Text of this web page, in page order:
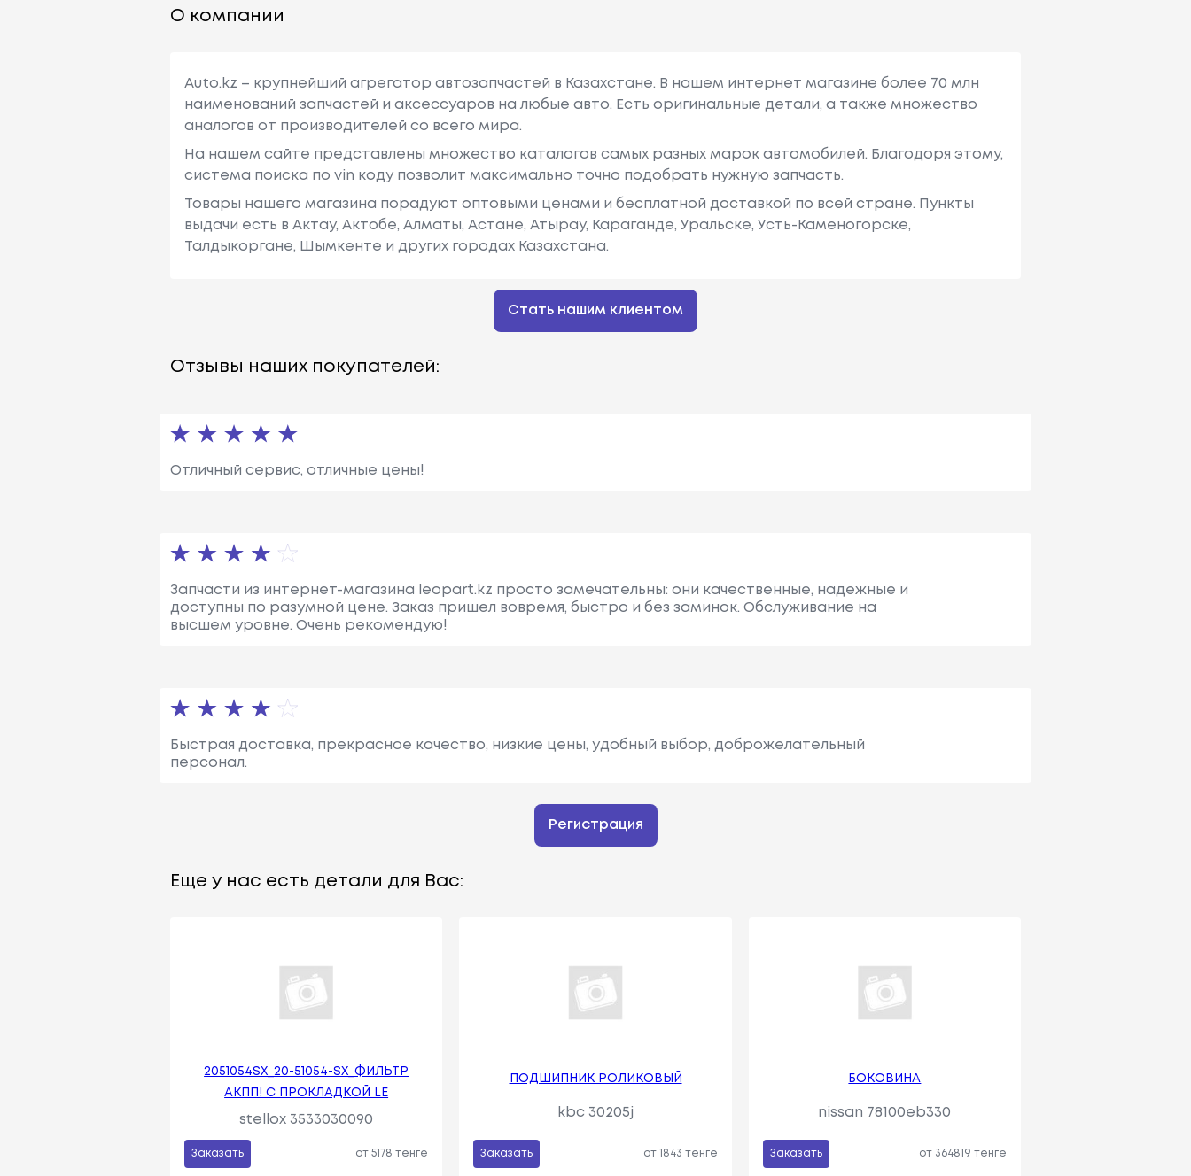
О компании
Auto.kz – крупнейший агрегатор автозапчастей в Казахстане. В нашем интернет магазине более 70 млн
наименований запчастей и аксессуаров на любые авто. Есть оригинальные детали, а также множество
аналогов от производителей со всего мира.
На нашем сайте представлены множество каталогов самых разных марок автомобилей. Благодоря этому,
система поиска по vin коду позволит максимально точно подобрать нужную запчасть.
Товары нашего магазина порадуют оптовыми ценами и бесплатной доставкой по всей стране. Пункты
выдачи есть в Актау, Актобе, Алматы, Астане, Атырау, Караганде, Уральске, Усть-Каменогорске,
Талдыкоргане, Шымкенте и других городах Казахстана.
Стать нашим клиентом
Отзывы наших покупателей:
Отличный сервис, отличные цены!
Запчасти из интернет-магазина leopart.kz просто замечательны: они качественные, надежные и
доступны по разумной цене. Заказ пришел вовремя, быстро и без заминок. Обслуживание на
высшем уровне. Очень рекомендую!
Быстрая доставка, прекрасное качество, низкие цены, удобный выбор, доброжелательный
персонал.
Регистрация
Еще у нас есть детали для Вас:
2051054SX_20-51054-SX_ФИЛЬТР
АКПП! С ПРОКЛАДКОЙ LE
stellox 3533030090
Заказать от 5178 тенге
ПОДШИПНИК РОЛИКОВЫЙ
kbc 30205j
Заказать от 1843 тенге
БОКОВИНА
nissan 78100eb330
Заказать от 364819 тенге